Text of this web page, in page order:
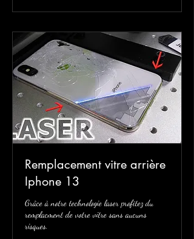
Remplacement vitre arrière
Iphone 13
Grâce à notre technologie laser profitez du
remplacment de votre vitre sans aucuns
risques.